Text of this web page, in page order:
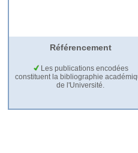
Référencement
Les publications encodées
constituent la bibliographie
de l'Université.